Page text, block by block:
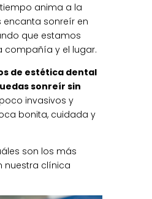
tiempo anima a la
encanta sonreír en
que estamos
compañía y el lugar.
de estética dental
sonreír sin
invasivos y
bonita, cuidada y
son los más
nuestra clínica